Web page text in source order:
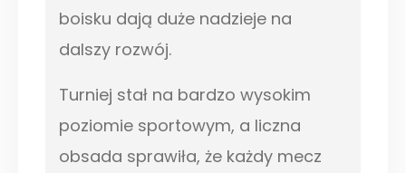
boisku dają duże nadzieje na
dalszy rozwój.
Turniej stał na bardzo wysokim
poziomie sportowym, a liczna
obsada sprawiła, że każdy mecz